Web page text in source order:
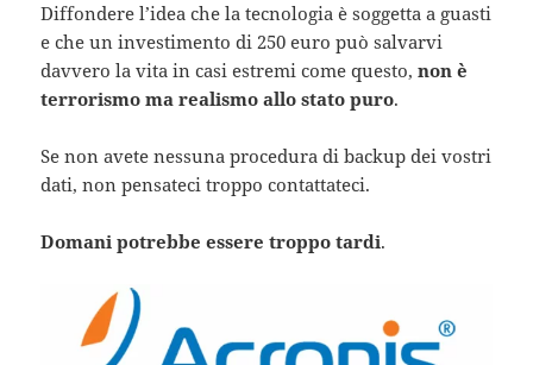
Diffondere l’idea che la tecnologia è soggetta a guasti
e che un investimento di 250 euro può salvarvi
davvero la vita in casi estremi come questo,non è
terrorismo ma realismo allo stato puro.
Se non avete nessuna procedura di backup dei vostri
dati, non pensateci troppo contattateci.
Domani potrebbe essere troppo tardi.